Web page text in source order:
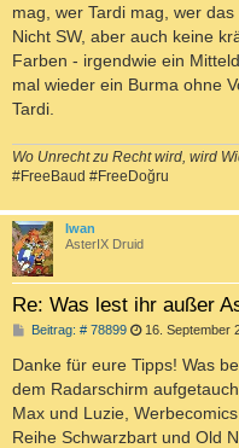
mag, wer Tardi mag, wer
Nicht SW, aber auch keine
Farben - irgendwie ein
mal wieder ein Burma ohne
Tardi.
Wo Unrecht zu Recht wird, wird
#FreeBaud #FreeDoğru
Iwan
AsterIX Druid
Re: Was lest ihr außer
Beitrag: # 78899B
t
r
g
16. September
Danke für eure Tipps! Was
dem Radarschirm
Max und Luzie,
Reihe Schwarzbart und Old